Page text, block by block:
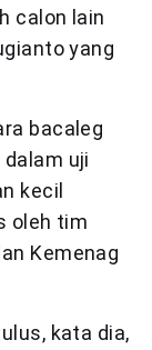
calon lain
yang
bacaleg
uji
kecil
oleh tim
Kemenag
kata dia,